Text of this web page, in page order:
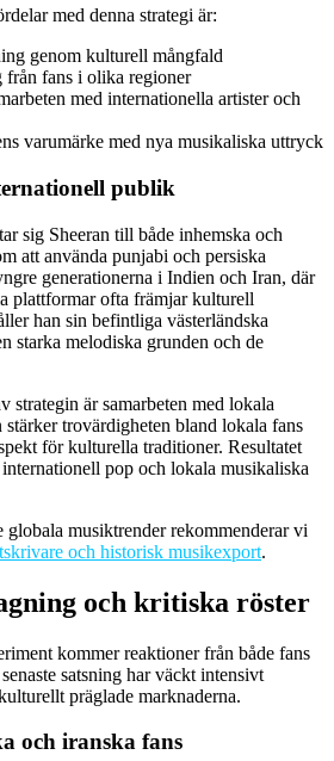
med denna strategi är:
genom kulturell mångfald
från fans i olika regioner
med internationella artister och
varumärke med nya musikaliska uttryck
publik
sig Sheeran till både inhemska och
att använda punjabi och persiska
generationerna i Indien och Iran, där
plattformar ofta främjar kulturell
han sin befintliga västerländska
starka melodiska grunden och de
strategin är samarbeten med lokala
stärker trovärdigheten bland lokala fans
för kulturella traditioner. Resultatet
pop och lokala musikaliska
musiktrender rekommenderar vi
och historisk musikexport.
och kritiska röster
kommer reaktioner från både fans
satsning har väckt intensivt
präglade marknaderna.
och iranska fans